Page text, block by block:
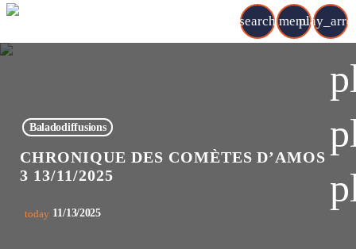
search menu
Baladodiffusions
CHRONIQUE DES COMÈTES D’AMOS
3 13/11/2025
today 11/13/2025